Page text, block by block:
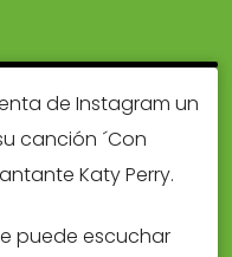
de Instagram un
canción ´Con
Katy Perry.
puede escuchar